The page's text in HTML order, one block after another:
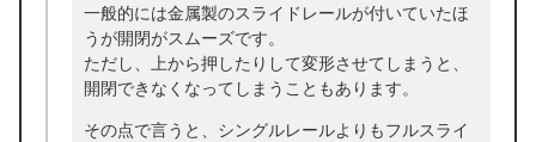
一般的には金属製のスライドレールが付いていたほ
うが開閉がスムーズです。
ただし、上から押したりして変形させてしまうと、
開閉できなくなってしまうこともあります。
その点で言うと、シングルレールよりもフルスライ